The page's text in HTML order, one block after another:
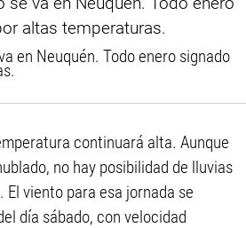
en Neuquén. Todo enero signado
continuará alta. Aunque
no hay posibilidad de lluvias
El viento para esa jornada se
día sábado, con velocidad